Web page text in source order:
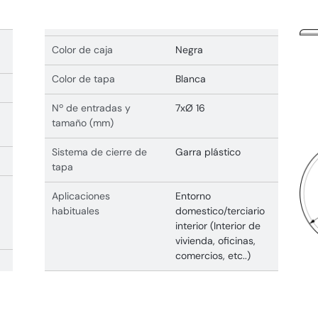
Color de caja Negra
Color de tapa Blanca
Nº de entradas y
tamaño (mm)
7xØ 16
Sistema de cierre de
tapa
Garra plástico
Aplicaciones
habituales
Entorno
domestico/terciario
interior (Interior de
vivienda, oficinas,
comercios, etc..)